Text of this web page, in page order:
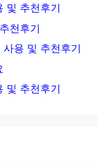
및 추천후기
천후기
용 및 추천후기
및 추천후기